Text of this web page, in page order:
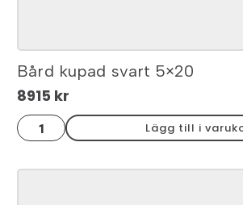
Bård kupad svart 5×20
8915 kr
Bård
kupad
svart
mängd
Lägg till i